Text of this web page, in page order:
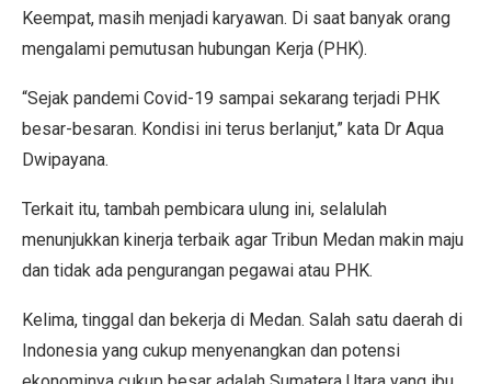
Keempat, masih menjadi karyawan. Di saat banyak orang
mengalami pemutusan hubungan Kerja (PHK).
“Sejak pandemi Covid-19 sampai sekarang terjadi PHK
besar-besaran. Kondisi ini terus berlanjut,” kata Dr Aqua
Dwipayana.
Terkait itu, tambah pembicara ulung ini, selalulah
menunjukkan kinerja terbaik agar Tribun Medan makin maju
dan tidak ada pengurangan pegawai atau PHK.
Kelima, tinggal dan bekerja di Medan. Salah satu daerah di
Indonesia yang cukup menyenangkan dan potensi